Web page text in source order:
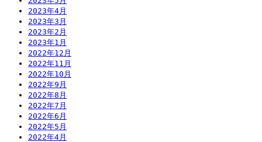
2023年4月
2023年3月
2023年2月
2023年1月
2022年12月
2022年11月
2022年10月
2022年9月
2022年8月
2022年7月
2022年6月
2022年5月
2022年4月